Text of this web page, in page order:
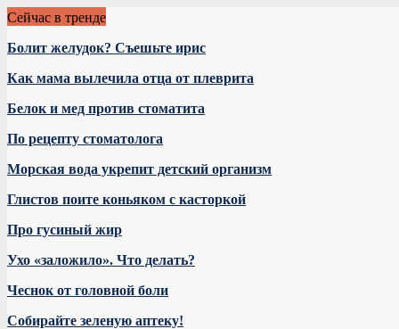
Сейчас в тренде
Болит желудок? Съешьте ирис
Как мама вылечила отца от плеврита
Белок и мед против стоматита
По рецепту стоматолога
Морская вода укрепит детский организм
Глистов поите коньяком с касторкой
Про гусиный жир
Ухо «заложило». Что делать?
Чеснок от головной боли
Собирайте зеленую аптеку!